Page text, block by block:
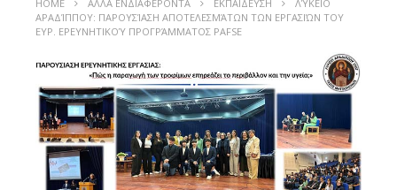
HOME ΑΛΛΑ ΕΝΔΙΑΦΕΡΟΝΤΑ ΕΚΠΑΙΔΕΥΣΗ
ΛΎΚΕΙΟ
ΑΡΑΔΊΠΠΟΥ: ΠΑΡΟΥΣΊΑΣΗ ΑΠΟΤΕΛΕΣΜΆΤΩΝ ΤΩΝ ΕΡΓΑΣΙΏΝ ΤΟΥ
ΕΥΡ. ΕΡΕΥΝΗΤΙΚΟΎ ΠΡΟΓΡΆΜΜΑΤΟΣ PAFSE